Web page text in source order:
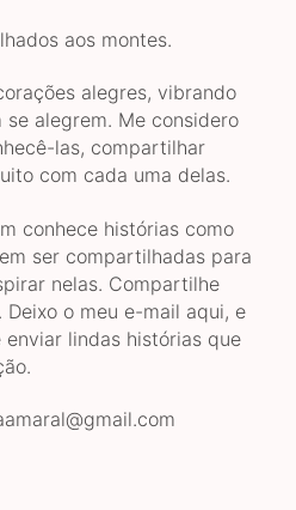
aos montes.
alegres, vibrando
alegrem. Me considero
las, compartilhar
com cada uma delas.
conhece histórias como
ser compartilhadas para
nelas. Compartilhe
o meu e-mail aqui, e
lindas histórias que